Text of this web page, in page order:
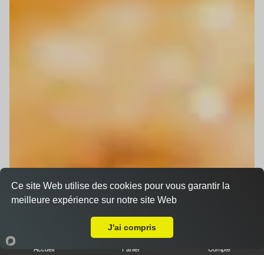
Accueil Panier Compte
Ce site Web utilise des cookies pour vous garantir la
meilleure expérience sur notre site Web
J'ai compris